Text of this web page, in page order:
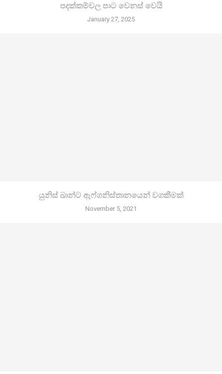
පදක්කම්වල පාට වෙනස් වෙයි
January 27, 2025
යුනිස් ඛාන්ට ඇෆ්ගනිස්තානයෙන් වගකීමක්
November 5, 2021